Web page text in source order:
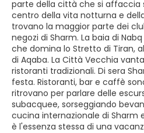
parte della città che si affaccia
centro della vita notturna e
trovano la maggior parte dei
negozi di Sharm. La baia di
che domina lo Stretto di Tiran,
di Aqaba. La Città Vecchia
ristoranti tradizionali. Di sera
festa. Ristoranti, bar e caffè
ritrovano per parlare delle
subacquee, sorseggiando
cucina internazionale di Sharm
è l'essenza stessa di una